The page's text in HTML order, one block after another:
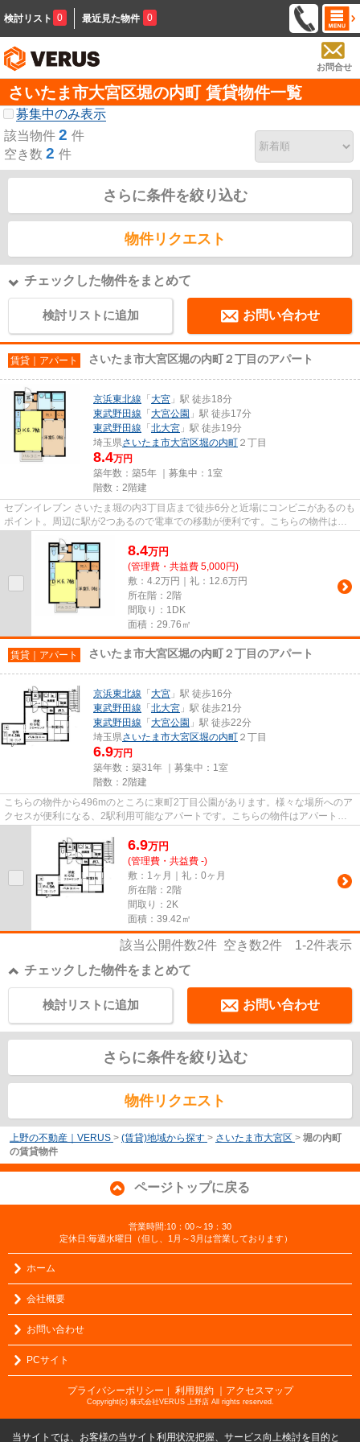
検討リスト 0 最近見た物件 0
お問合せ
さいたま市大宮区堀の内町 賃貸物件一覧
募集中のみ表示
該当物件 2 件
空き数 2 件
さらに条件を絞り込む
物件リクエスト
チェックした物件をまとめて
検討リストに追加 お問い合わせ
賃貸｜アパート さいたま市大宮区堀の内町２丁目のアパート
京浜東北線 「 大宮 」駅 徒歩18分
東武野田線 「 大宮公園 」駅 徒歩17分
東武野田線 「 北大宮 」駅 徒歩19分
埼玉県さいたま市大宮区堀の内町 ２丁目
8.4万円
築年数：築5年 ｜募集中： 1室
階数：2階建
セブンイレブン さいたま堀の内3丁目店まで徒歩6分と近場にコンビニがあるのも
ポイント。周辺に駅が2つあるので電車での移動が便利です。こちらの物件はア
8.4万円
(管理費・共益費 5,000円)
敷：4.2万円｜礼：12.6万円
所在階：2階
間取り：1DK
面積：29.76㎡
賃貸｜アパート さいたま市大宮区堀の内町２丁目のアパート
京浜東北線 「 大宮 」駅 徒歩16分
東武野田線 「 北大宮 」駅 徒歩21分
東武野田線 「 大宮公園 」駅 徒歩22分
埼玉県さいたま市大宮区堀の内町 ２丁目
6.9万円
築年数：築31年 ｜募集中： 1室
階数：2階建
こちらの物件から496mのところに東町2丁目公園があります。様々な場所へのア
クセスが便利になる、2駅利用可能なアパートです。こちらの物件はアパートで
6.9万円
(管理費・共益費 -)
敷：1ヶ月｜礼：0ヶ月
所在階：2階
間取り：2K
面積：39.42㎡
該当公開件数2件 空き数2件 1-2件表示
チェックした物件をまとめて
お問い合わせ
検討リストに追加
さらに条件を絞り込む
物件リクエスト
上野の不動産｜VERUS > (賃貸)地域から探す > さいたま市大宮区 > 堀の内町
の賃貸物件
ページトップに戻る
営業時間:10：00～19：30
定休日:毎週水曜日（但し、1月～3月は営業しております）
ホーム
会社概要
お問い合わせ
PCサイト
プライバシーポリシー ｜ 利用規約 ｜アクセスマップ
Copyright(c) 株式会社VERUS 上野店 All rights reserved.
当サイトでは、お客様の当サイト利用状況把握、サービス向上検討を目的と